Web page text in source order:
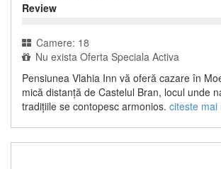
Review
Camere: 18
Nu exista Oferta Speciala Activa
Pensiunea Vlahia Inn vă oferă cazare în
mică distanță de Castelul Bran, locul unde
tradițiile se contopesc armonios. citeste mai